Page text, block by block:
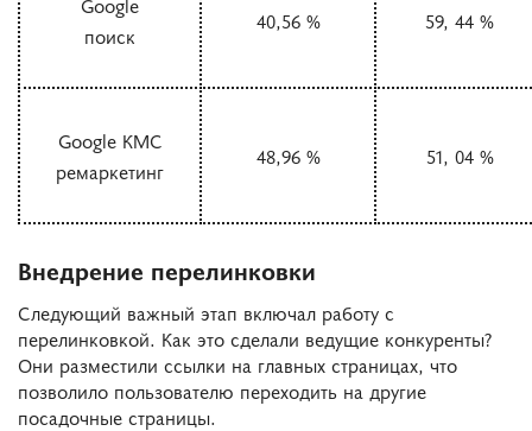
поиск
40,56 % 59, 44 %
Google КМС
ремаркетинг
48,96 % 51, 04 %
Внедрение перелинковки
Следующий важный этап включал работу с
перелинковкой. Как это сделали ведущие конкуренты?
Они разместили ссылки на главных страницах, что
позволило пользователю переходить на другие
посадочные страницы.